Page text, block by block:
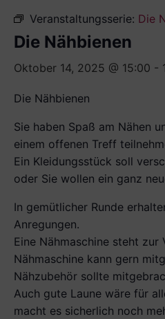
Veranstaltungsserie: Die
Die Nähbienen
Oktober 14, 2025 @ 15:00 -
Die Nähbienen
Sie haben Spaß am Nähen
einem offenen Treff
Ein Kleidungsstück soll
oder Sie wollen ein ganz
In gemütlicher Runde
Anregungen.
Eine Nähmaschine steht zur
Nähmaschine kann gern
Nähzubehör sollte
Auch gute Laune wäre für
macht es sicherlich noch